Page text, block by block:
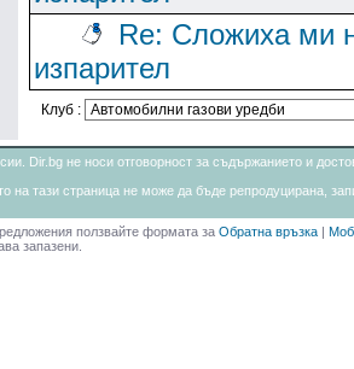
Re: Сложиха ми
изпарител
Клуб :
Dir.bg не носи отговорност за съдържанието и
на тази страница не може да бъде репродуцирана,
ползвайте формата за Обратна връзка |
запазени.